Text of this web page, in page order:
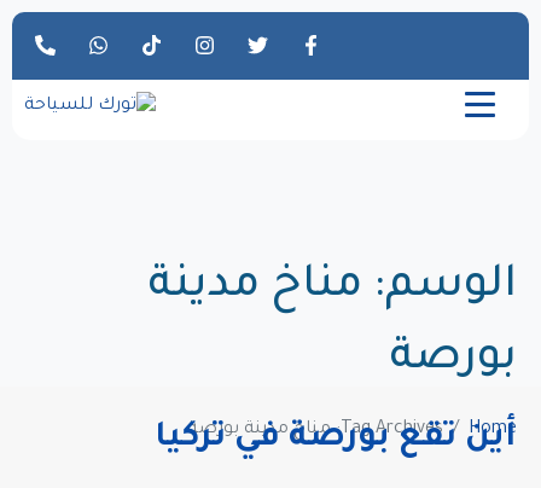
الوسم: مناخ مدينة
بورصة
Home Tag Archives: مناخ مدينة بورصة
أين تقع بورصة في تركيا